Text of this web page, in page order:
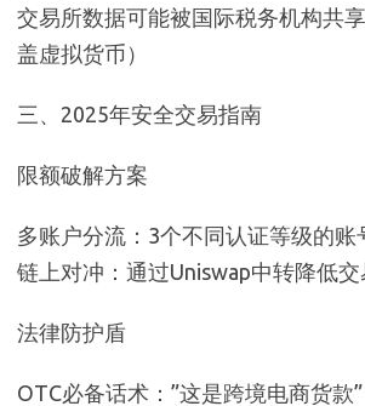
交易所数据可能被国际税务机构共
盖虚拟货币）
三、2025年安全交易指南
限额破解方案
多账户分流：3个不同认证等级的账
链上对冲：通过Uniswap中转降低
法律防护盾
OTC必备话术：”这是跨境电商货款